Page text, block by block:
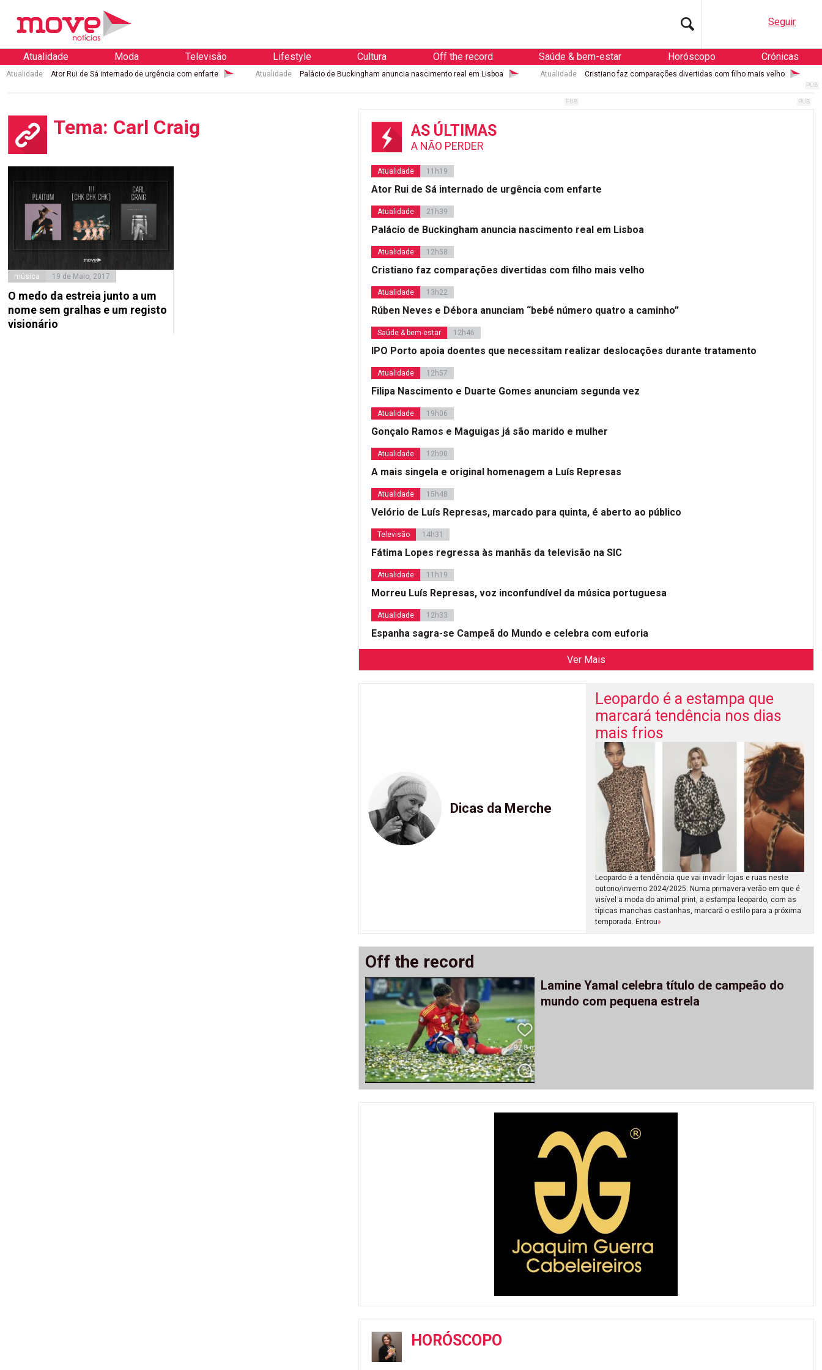
Seguir
Atualidade Moda Televisão Lifestyle Cultura Off the record Saúde & bem-estar Horóscopo Crónicas
Atualidade Ator Rui de Sá internado de urgência com enfarte Atualidade Palácio de Buckingham anuncia nascimento real em Lisboa Atualidade Cristiano faz comparações divertidas com filho mais velho
Tema: Carl Craig
música 19 de Maio, 2017
O medo da estreia junto a um
nome sem gralhas e um registo
visionário
AS ÚLTIMAS
A NÃO PERDER
Atualidade 11h19
Ator Rui de Sá internado de urgência com enfarte
Atualidade 21h39
Palácio de Buckingham anuncia nascimento real em Lisboa
Atualidade 12h58
Cristiano faz comparações divertidas com filho mais velho
Atualidade 13h22
Rúben Neves e Débora anunciam “bebé número quatro a caminho”
Saúde & bem-estar 12h46
IPO Porto apoia doentes que necessitam realizar deslocações durante tratamento
Atualidade 12h57
Filipa Nascimento e Duarte Gomes anunciam segunda vez
Atualidade 19h06
Gonçalo Ramos e Maguigas já são marido e mulher
Atualidade 12h00
A mais singela e original homenagem a Luís Represas
Atualidade 15h48
Velório de Luís Represas, marcado para quinta, é aberto ao público
Televisão 14h31
Fátima Lopes regressa às manhãs da televisão na SIC
Atualidade 11h19
Morreu Luís Represas, voz inconfundível da música portuguesa
Atualidade 12h33
Espanha sagra-se Campeã do Mundo e celebra com euforia
Ver Mais
Dicas da Merche
Leopardo é a estampa que
marcará tendência nos dias
mais frios
Leopardo é a tendência que vai invadir lojas e ruas neste
outono/inverno 2024/2025. Numa primavera-verão em que é
visível a moda do animal print, a estampa leopardo, com as
típicas manchas castanhas, marcará o estilo para a próxima
temporada. Entrou»
Off the record
Lamine Yamal celebra título de campeão do
mundo com pequena estrela
HORÓSCOPO